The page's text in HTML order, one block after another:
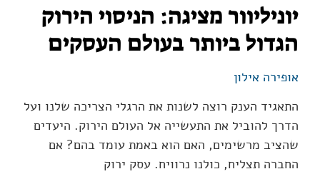
יוניליוור מציגה: הניסוי הירוק
הגדול ביותר בעולם העסקים
אופירה אילון
התאגיד הענק רוצה לשנות את הרגלי הצריכה שלנו ועל
הדרך להוביל את התעשייה אל העולם הירוק. היעדים
שהציב מרשימים, האם הוא באמת עומד בהם? אם
החברה תצליח, כולנו נרוויח. עסק ירוק